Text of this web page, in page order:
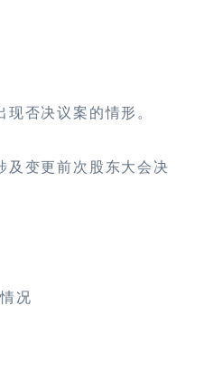
现否决议案的情形。
及变更前次股东大会决
况